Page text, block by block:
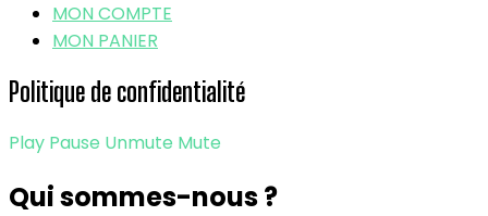
MON COMPTE
MON PANIER
Politique de confidentialité
Play Pause Unmute Mute
Qui sommes-nous ?